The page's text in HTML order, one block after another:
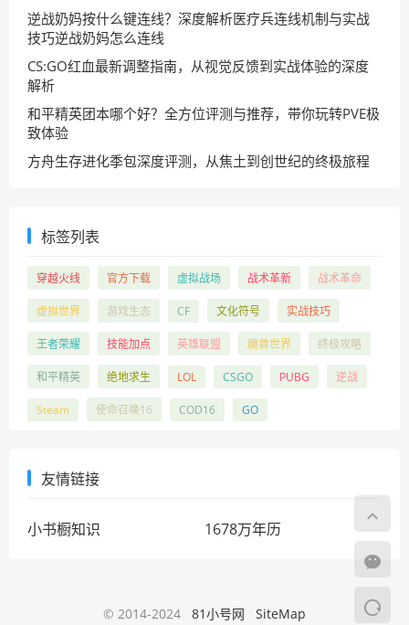
逆战奶妈按什么键连线？深度解析医疗兵连线机制与实战
技巧逆战奶妈怎么连线
CS:GO红血最新调整指南，从视觉反馈到实战体验的深度
解析
和平精英团本哪个好？全方位评测与推荐，带你玩转PVE极
致体验
方舟生存进化季包深度评测，从焦土到创世纪的终极旅程
标签列表
穿越火线 官方下载 虚拟战场 战术革新 战术革命
虚拟世界 游戏生态 CF 文化符号 实战技巧
王者荣耀 技能加点 英雄联盟 魔兽世界 终极攻略
和平精英 绝地求生 LOL CSGO PUBG 逆战
Steam 使命召唤16 COD16 GO
友情链接
小书橱知识 1678万年历
© 2014-2024 81小号网 SiteMap